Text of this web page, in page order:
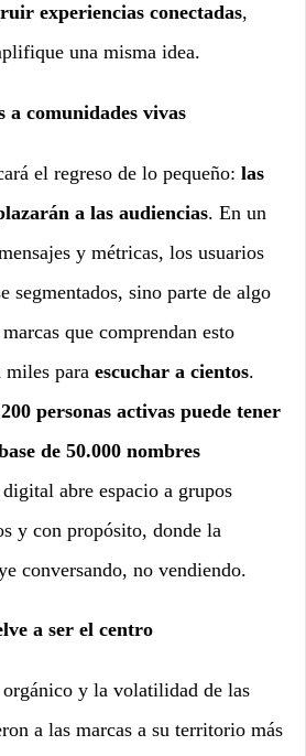
experiencias conectadas,
una misma idea.
a comunidades vivas
el regreso de lo pequeño: las
a las audiencias. En un
y métricas, los usuarios
segmentados, sino parte de algo
que comprendan esto
miles para escuchar a cientos.
personas activas puede tener
de 50.000 nombres
abre espacio a grupos
y con propósito, donde la
conversando, no vendiendo.
a ser el centro
y la volatilidad de las
a las marcas a su territorio más